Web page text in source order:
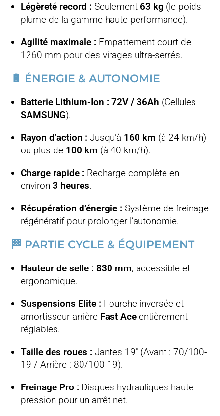
Légèreté record : Seulement 63 kg (le poids
plume de la gamme haute performance).
Agilité maximale : Empattement court de
1260 mm pour des virages ultra-serrés.
🔋 ÉNERGIE & AUTONOMIE
Batterie Lithium-Ion : 72V / 36Ah (Cellules
SAMSUNG).
Rayon d’action : Jusqu’à 160 km (à 24 km/h)
ou plus de 100 km (à 40 km/h).
Charge rapide : Recharge complète en
environ3 heures.
Récupération d’énergie : Système de freinage
régénératif pour prolonger l’autonomie.
🏁 PARTIE CYCLE & ÉQUIPEMENT
Hauteur de selle : 830 mm, accessible et
ergonomique.
Suspensions Elite : Fourche inversée et
amortisseur arrière Fast Ace entièrement
réglables.
Taille des roues : Jantes 19″ (Avant : 70/100-
19 / Arrière : 80/100-19).
Freinage Pro : Disques hydrauliques haute
pression pour un arrêt net.